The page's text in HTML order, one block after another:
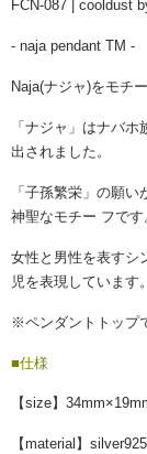
FCN-087 | cooldust
- naja pendant TM -
Naja(ナジャ)をモチ
「ナジャ」はナバ
出されました。
「子孫繁栄」の願
神聖なモチー フです
女性と男性を表すシ
児を表現しています。
※ペンダントトップ
■仕様
【size】
【material】silver925